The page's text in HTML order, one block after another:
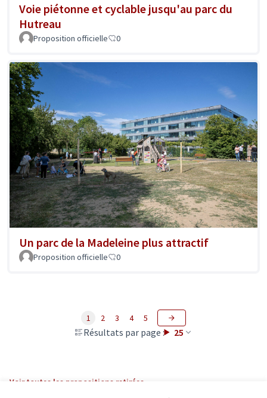
Voie piétonne et cyclable jusqu'au parc du
Hutreau
Proposition officielle 0
Un parc de la Madeleine plus attractif
Proposition officielle 0
Résultats par page : 25
1 2 3 4 5
Voir toutes les propositions retirées